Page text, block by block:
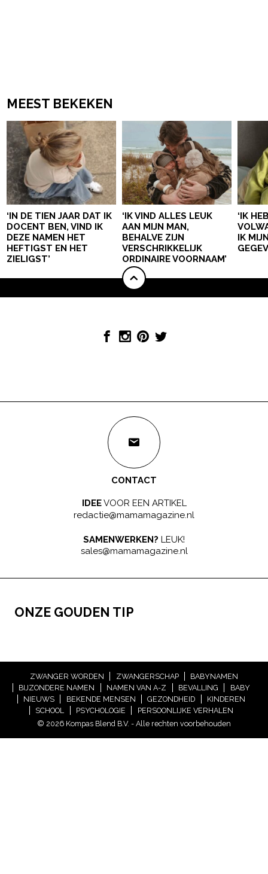
MEEST BEKEKEN
‘IN DE TIEN JAAR DAT IK
DOCENT BEN, VIND IK
DEZE NAMEN HET
HEFTIGST EN HET
ZIELIGST’
‘IK VIND ALLES LEUK
AAN MIJN MAN,
BEHALVE ZIJN
VERSCHRIKKELIJK
ORDINAIRE VOORNAAM’
‘IK
IK
CONTACT
IDEEVOOR EEN ARTIKEL
redactie@mamamagazine.nl
SAMENWERKEN? LEUK!
sales@mamamagazine.nl
ONZE GOUDEN TIP
ZWANGER WORDEN ZWANGERSCHAP
BABYNAMEN
BIJZONDERE NAMEN
NAMEN VAN A-Z BEVALLING
BABY
NIEUWS
BEKENDE MENSEN GEZONDHEID
KINDEREN
SCHOOL
PSYCHOLOGIE
PERSOONLIJKE VERHALEN
© 2026 Kompas Blend B.V. - Alle rechten voorbehouden